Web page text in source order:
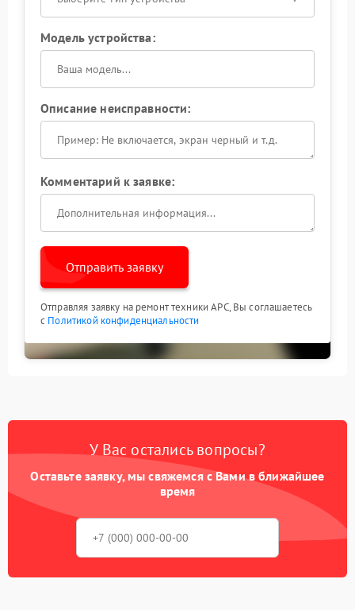
Модель устройства:
Описание неисправности:
Комментарий к заявке:
Отправить заявку
Отправляя заявку на ремонт техники APC, Вы соглашаетесь
с Политикой конфиденциальности
У Вас остались вопросы?
Оставьте заявку, мы свяжемся с Вами в ближайшее
время